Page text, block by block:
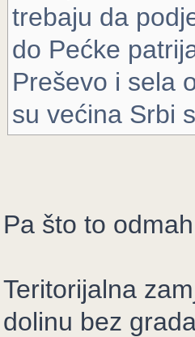
trebaju da
do Pećke
Preševo i sela
su većina Srbi
Pa što to
Teritorijalna
dolinu bez